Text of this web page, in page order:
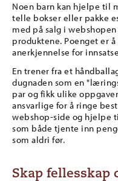
Noen barn kan hjelpe til
telle bokser eller pakke
med på salg i
produktene. Poenget er
anerkjennelse for
En trener fra et
dugnaden som en
par og fikk ulike
ansvarlige for å ringe
webshop-side og hjelpe
som både tjente inn
som aldri før.
Skap fellesskap